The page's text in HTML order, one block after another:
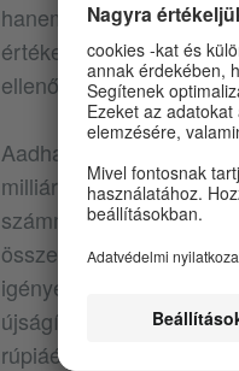
hanem az egyéni
értékelik ki a hatóságok
ellenőrzésével akarják
Aadhaar
milliárdra nőtt
számmal, amelyhez
összes ujjlenyomatot is,
igényelhet
újságírónő bemutatta a
rúpiáért (átszámítva hat